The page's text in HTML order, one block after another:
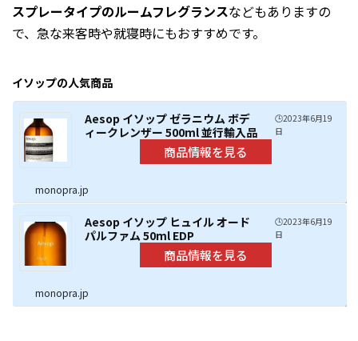
スプレータイプのルームフレグランスなどもありますの
で、急な来客時や就寝時にもおすすめです。
イソップの人気商品
Aesop イソップ ゼラニウム ボデ
ィークレンザー 500ml 並行輸入品
🕒️2023年6月19
日
monopra.jp
Aesop イソップ ヒュイル オード
パルファム 50ml EDP
🕒️2023年6月19
日
monopra.jp